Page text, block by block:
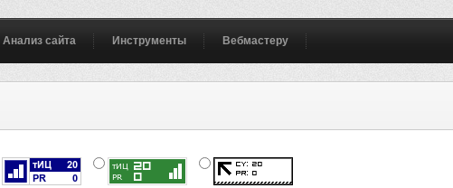
Анализ сайта Инструменты Вебмастеру